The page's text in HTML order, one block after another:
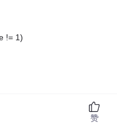
!= 1)
赞